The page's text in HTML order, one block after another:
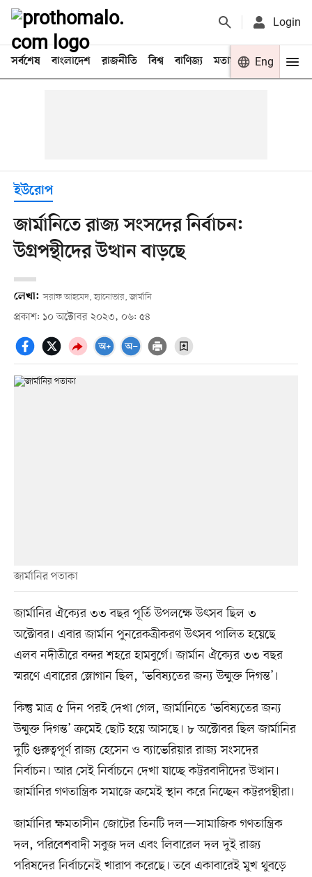
Login
সর্বশেষ বাংলাদেশ রাজনীতি বিশ্ব বাণিজ্য মতামত খেলা
Eng
ইউরোপ
জার্মানিতে রাজ্য সংসদের নির্বাচন:
উগ্রপন্থীদের উত্থান বাড়ছে
লেখা: সরাফ আহমেদ, হ্যানোভার, জার্মানি
প্রকাশ: ১০ অক্টোবর ২০২৩, ০৬: ৫৪
জার্মানির পতাকা
জার্মানির ঐক্যের ৩৩ বছর পূর্তি উপলক্ষে উৎসব ছিল ৩
অক্টোবর। এবার জার্মান পুনরেকত্রীকরণ উৎসব পালিত হয়েছে
এলব নদীতীরে বন্দর শহরে হামবুর্গে। জার্মান ঐক্যের ৩৩ বছর
স্মরণে এবারের স্লোগান ছিল, ‘ভবিষ্যতের জন্য উন্মুক্ত দিগন্ত’।
কিন্তু মাত্র ৫ দিন পরই দেখা গেল, জার্মানিতে ‘ভবিষ্যতের জন্য
উন্মুক্ত দিগন্ত’ ক্রমেই ছোট হয়ে আসছে। ৮ অক্টোবর ছিল জার্মানির
দুটি গুরুত্বপূর্ণ রাজ্য হেসেন ও ব্যাভেরিয়ার রাজ্য সংসদের
নির্বাচন। আর সেই নির্বাচনে দেখা যাচ্ছে কট্টরবাদীদের উত্থান।
জার্মানির গণতান্ত্রিক সমাজে ক্রমেই স্থান করে নিচ্ছেন কট্টরপন্থীরা।
জার্মানির ক্ষমতাসীন জোটের তিনটি দল—সামাজিক গণতান্ত্রিক
দল, পরিবেশবাদী সবুজ দল এবং লিবারেল দল দুই রাজ্য
পরিষদের নির্বাচনেই খারাপ করেছে। তবে একাবারেই মুখ থুবড়ে